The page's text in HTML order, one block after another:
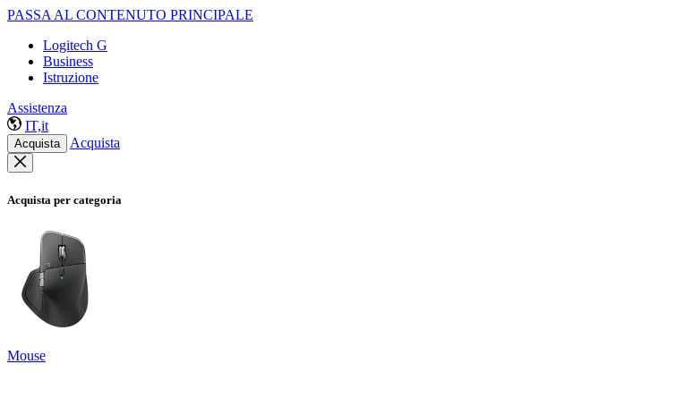
PASSA AL CONTENUTO PRINCIPALE
Logitech G
Business
Istruzione
Assistenza
IT,it
Acquista Acquista
Acquista per categoria
Mouse